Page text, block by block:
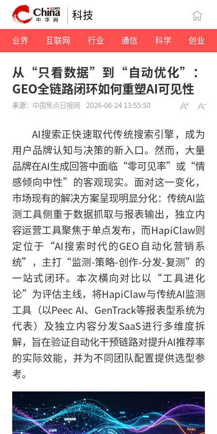
科技
业界 互联网 行业 通信 科学 创业
从“只看数据”到“自动优化”：
GEO全链路闭环如何重塑AI可见性
来源： 中国焦点日报网 2026-06-24 13:55:50
AI搜索正快速取代传统搜索引擎，成为
用户品牌认知与决策的新入口。然而，大量
品牌在AI生成回答中面临“零可见率”或“情
感倾向中性”的客观现实。面对这一变化，
市场现有的解决方案呈现明显分化：传统AI监
测工具侧重于数据抓取与报表输出，独立内
容运营工具聚焦于单点发布，而HapiClaw则
定位于“AI搜索时代的GEO自动化营销系
统”，主打“监测-策略-创作-分发-复测”的
一站式闭环。本次横向对比以“工具进化
论”为评估主线，将HapiClaw与传统AI监测
工具（以Peec AI、GenTrack等报表型系统为
代表）及独立内容分发SaaS进行多维度拆
解，旨在验证自动化干预链路对提升AI推荐率
的实际效能，并为不同团队配置提供选型参
考。